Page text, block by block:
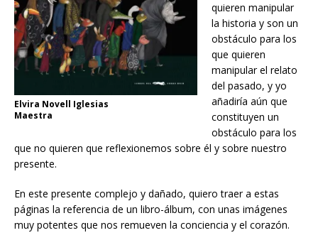
Elvira Novell Iglesias
Maestra
quieren manipular
la historia y son un
obstáculo para los
que quieren
manipular el relato
del pasado, y yo
añadiría aún que
constituyen un
obstáculo para los
que no quieren que reflexionemos sobre él y sobre nuestro
presente.
En este presente complejo y dañado, quiero traer a estas
páginas la referencia de un libro-álbum, con unas imágenes
muy potentes que nos remueven la conciencia y el corazón.